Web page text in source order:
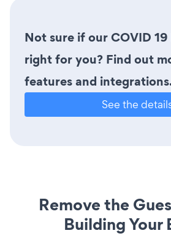
Not sure if our COVID
right for you? Find out
features and
See the
Remove the
Building Your